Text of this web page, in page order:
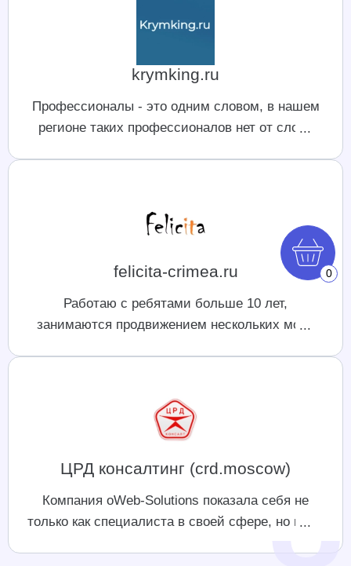
0
krymking.ru
Профессионалы - это одним словом, в нашем
регионе таких профессионалов нет от слова
felicita-crimea.ru
Работаю с ребятами больше 10 лет,
занимаются продвижением нескольких моих
продвижение.
ЦРД консалтинг (crd.moscow)
Компания oWeb-Solutions показала себя не
только как специалиста в своей сфере, но и как